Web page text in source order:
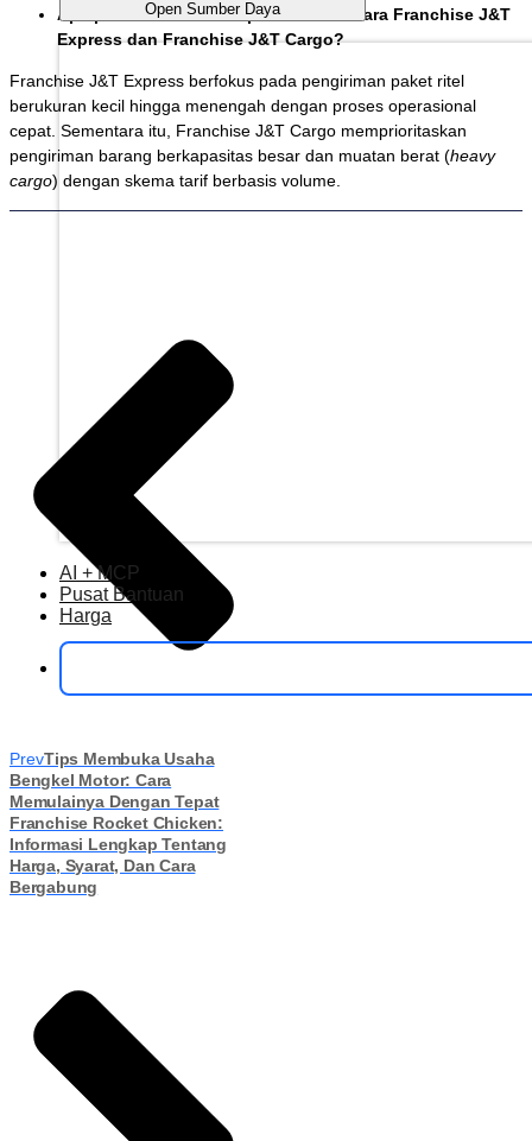
Open Sumber Daya
AI + MCP
Pusat Bantuan
Harga
Apa perbedaan fokus operasional antara Franchise J&T
Express dan Franchise J&T Cargo?
Franchise J&T Express berfokus pada pengiriman paket ritel
berukuran kecil hingga menengah dengan proses operasional
cepat. Sementara itu, Franchise J&T Cargo memprioritaskan
pengiriman barang berkapasitas besar dan muatan berat (heavy
cargo) dengan skema tarif berbasis volume.
PrevTips Membuka Usaha
Bengkel Motor: Cara
Memulainya Dengan Tepat
Franchise Rocket Chicken:
Informasi Lengkap Tentang
Harga, Syarat, Dan Cara
Bergabung